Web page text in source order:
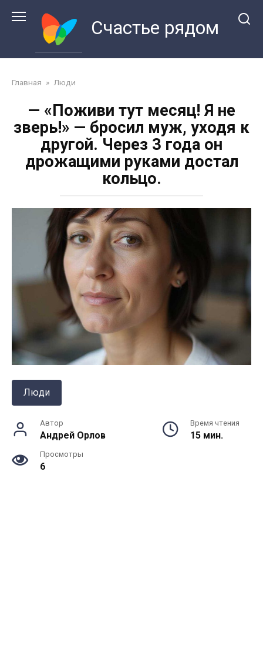
Счастье рядом
Главная » Люди
— «Поживи тут месяц! Я не
зверь!» — бросил муж, уходя к
другой. Через 3 года он
дрожащими руками достал
кольцо.
Люди
Автор
Андрей Орлов
Время чтения
15 мин.
Просмотры
6